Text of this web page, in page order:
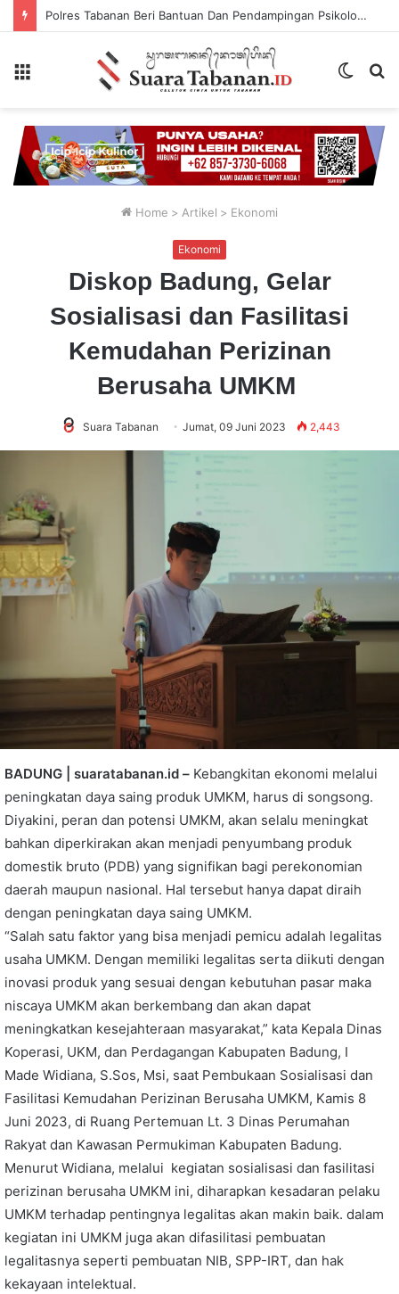
Polres Tabanan Beri Bantuan Dan Pendampingan Psikologis
Switch
Home > Artikel > Ekonomi
Ekonomi
Diskop Badung, Gelar
Sosialisasi dan Fasilitasi
Kemudahan Perizinan
Berusaha UMKM
Suara Tabanan Jumat, 09 Juni 2023 2,443
BADUNG | suaratabanan.id – Kebangkitan ekonomi melalui
peningkatan daya saing produk UMKM, harus di songsong.
Diyakini, peran dan potensi UMKM, akan selalu meningkat
bahkan diperkirakan akan menjadi penyumbang produk
domestik bruto (PDB) yang signifikan bagi perekonomian
daerah maupun nasional. Hal tersebut hanya dapat diraih
dengan peningkatan daya saing UMKM.
“Salah satu faktor yang bisa menjadi pemicu adalah legalitas
usaha UMKM. Dengan memiliki legalitas serta diikuti dengan
inovasi produk yang sesuai dengan kebutuhan pasar maka
niscaya UMKM akan berkembang dan akan dapat
meningkatkan kesejahteraan masyarakat,” kata Kepala Dinas
Koperasi, UKM, dan Perdagangan Kabupaten Badung, I
Made Widiana, S.Sos, Msi, saat Pembukaan Sosialisasi dan
Fasilitasi Kemudahan Perizinan Berusaha UMKM, Kamis 8
Juni 2023, di Ruang Pertemuan Lt. 3 Dinas Perumahan
Rakyat dan Kawasan Permukiman Kabupaten Badung.
Menurut Widiana, melalui kegiatan sosialisasi dan fasilitasi
perizinan berusaha UMKM ini, diharapkan kesadaran pelaku
UMKM terhadap pentingnya legalitas akan makin baik. dalam
kegiatan ini UMKM juga akan difasilitasi pembuatan
legalitasnya seperti pembuatan NIB, SPP-IRT, dan hak
kekayaan intelektual.